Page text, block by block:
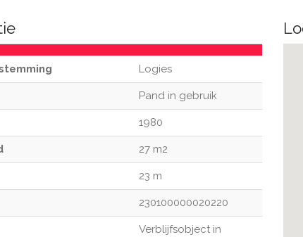
Logies
Pand in gebruik
1980
27 m2
23 m
230100000020220
Verblijfsobject in